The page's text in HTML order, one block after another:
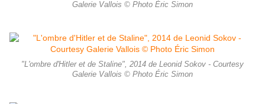
Galerie Vallois © Photo Éric Simon
"L'ombre d'Hitler et de Staline", 2014 de Leonid Sokov - Courtesy
Galerie Vallois © Photo Éric Simon